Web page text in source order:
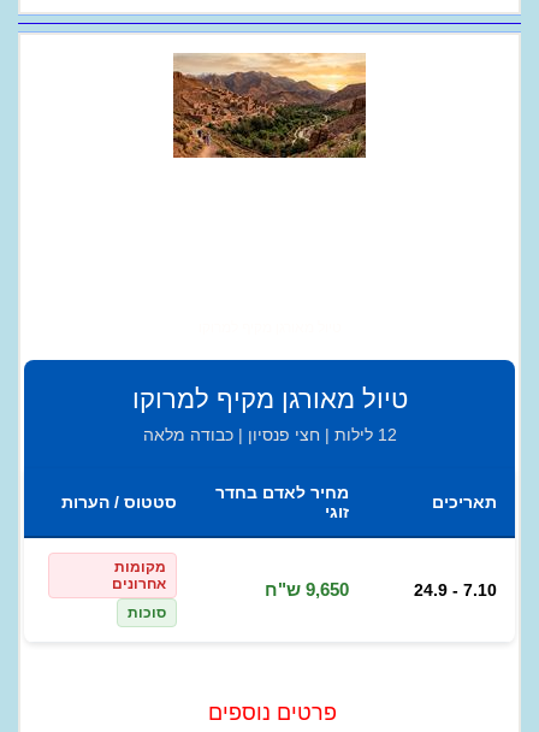
טיול מאורגן מקיף למרוקו
12 לילות | חצי פנסיון | כבודה מלאה
תאריכים
מחיר לאדם בחדר
זוגי
סטטוס / הערות
24.9 - 7.10 9,650 ש"ח
מקומות
אחרונים
סוכות
פרטים נוספים